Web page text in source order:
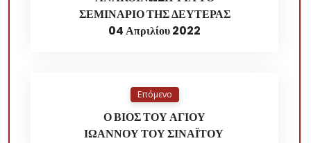
ΣΕΜΙΝΑΡΙΟ ΤΗΣ ΔΕΥΤΕΡΑΣ
04 Απριλίου 2022
Επόμενο
Ο ΒΙΟΣ ΤΟΥ ΑΓΙΟΥ
ΙΩΑΝΝΟΥ ΤΟΥ ΣΙΝΑΪΤΟΥ